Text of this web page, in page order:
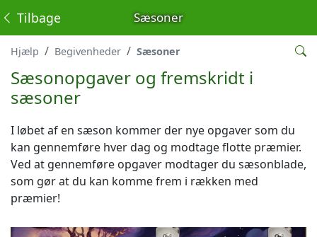
Sæsoner
Tilbage
Hjælp Begivenheder Sæsoner
Sæsonopgaver og fremskridt i
sæsoner
I løbet af en sæson kommer der nye opgaver som du
kan gennemføre hver dag og modtage flotte præmier.
Ved at gennemføre opgaver modtager du sæsonblade,
som gør at du kan komme frem i rækken med
præmier!